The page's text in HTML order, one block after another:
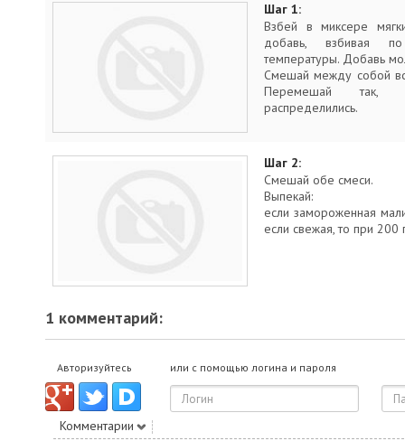
Шаг 1:
Взбей в миксере
добавь, взбивая
температуры. Добавь
Смешай между собой
Перемешай так,
распределились.
Шаг 2:
Смешай обе смеси.
Выпекай:
если замороженная
если свежая, то при 200
1 комментарий:
Авторизуйтесь или с помощью логина и пароля
Комментарии